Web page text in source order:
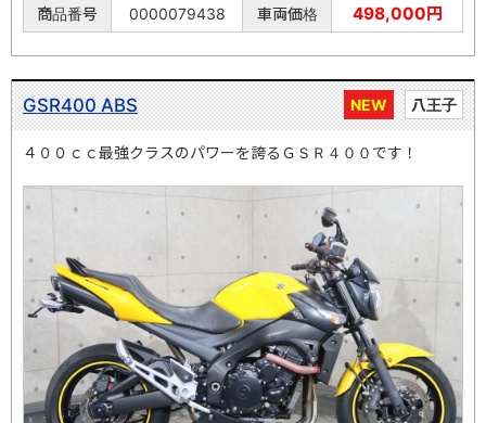
商品番号 0000079438 車両価格 498,000円
NEW 八王子
GSR400 ABS
４００ｃｃ最強クラスのパワーを誇るＧＳＲ４００です！